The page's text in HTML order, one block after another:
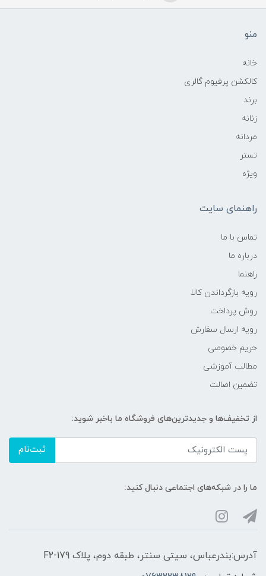
منو
خانه
کالکشن پرفیوم گالری
برند
زنانه
مردانه
تستر
ویژه
راهنمای سایت
تماس با ما
درباره ما
راهنما
رویه‌ بازگرداندن کالا
روش پرداخت
رویه ارسال سفارش
حریم خصوصی
مطالب آموزشی
تضمین اصالت
از تخفیف‌ها و جدیدترین‌های فروشگاه ما باخبر شوید:
ثبت‌نام
ما را در شبکه‌های اجتماعی دنبال کنید:
آدرس:بندرعباس، سیتی سنتر، طبقه دوم، پلاک F2-179